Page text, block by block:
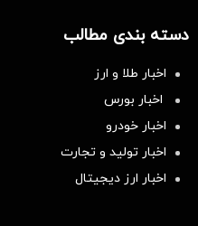
دسته بندی مطالب
اخبار طلا و ارز
اخبار بورس
اخبار خودرو
اخبار تولید و تجارت
اخبار ارز دیجیتال